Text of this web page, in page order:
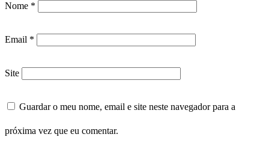
Nome *
Email *
Site
Guardar o meu nome, email e site neste navegador para a
próxima vez que eu comentar.